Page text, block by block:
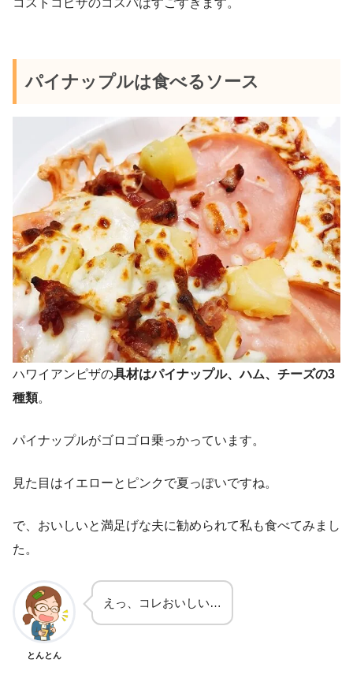
パイナップルは食べるソース
ハワイアンピザの具材はパイナップル、ハム、チーズの3
種類。
パイナップルがゴロゴロ乗っかっています。
見た目はイエローとピンクで夏っぽいですね。
で、おいしいと満足げな夫に勧められて私も食べてみまし
た。
とんとん
えっ、コレおいしい…